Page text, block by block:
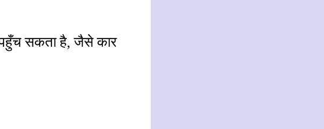
सकता है, जैसे कार